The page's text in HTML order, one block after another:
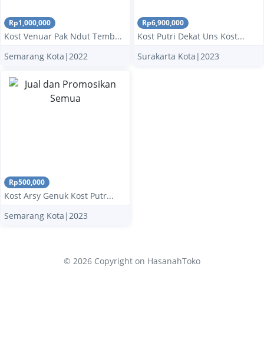
Rp1,000,000
Kost Venuar Pak Ndut Temb...
Semarang Kota|2022
Rp6,900,000
Kost Putri Dekat Uns Kost...
Surakarta Kota|2023
Rp500,000
Kost Arsy Genuk Kost Putr...
Semarang Kota|2023
© 2026 Copyright on HasanahToko